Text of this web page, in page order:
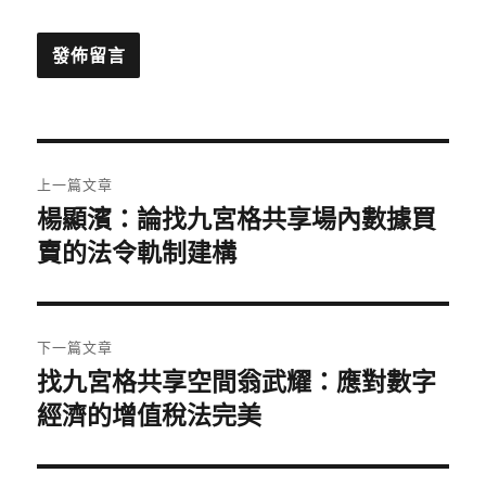
章
導
覽
上一篇文章
上
一
文
章:
楊顯濱：論找九宮格共享場內數據買
賣的法令軌制建構
下一篇文章
下
一
文
找九宮格共享空間翁武耀：應對數字
經濟的增值稅法完美